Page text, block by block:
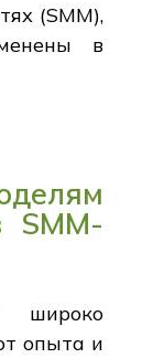
(SMM),
в
SMM-
опыта и